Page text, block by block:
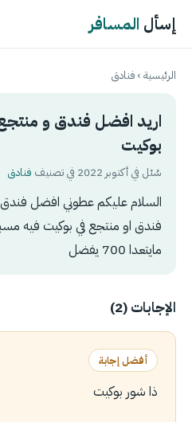
إسأل المسافر
الرئيسية›فنادق
اريد افضل فندق و
بوكيت
سُئل في أكتوبر 2022 في تصنيف فنادق
السلام عليكم عطوني افضل
فندق او منتجع في بوكيت فيه
مايتعدا 700 يفضل
الإجابات (2)
أفضل إجابة
ذا شور بوكيت